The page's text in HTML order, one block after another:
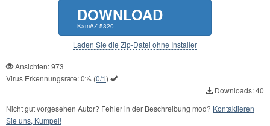
DOWNLOAD
KamAZ 5320
Laden Sie die Zip-Datei ohne Installer
Ansichten: 973
Virus Erkennungsrate:0% (0/1)
Downloads: 40
Nicht gut vorgesehen Autor? Fehler in der Beschreibung mod? Kontaktieren
Sie uns, Kumpel!